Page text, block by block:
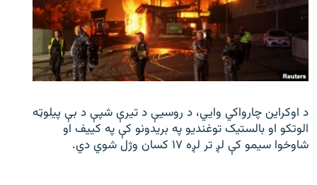
د اوکراین چارواکي وایي، د روسیې د تیرې شپې د بې‌ پیلوټه
الوتکو او بالستیک توغندیو په بریدونو کې په کییف او
شاوخوا سیمو کې لږ تر لږه ۱۷ کسان وژل شوي دي.